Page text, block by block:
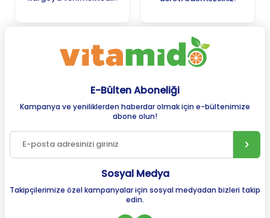
E-Bülten Aboneliği
Kampanya ve yeniliklerden haberdar olmak için e-bültenimize
abone olun!
Sosyal Medya
Takipçilerimize özel kampanyalar için sosyal medyadan bizleri takip
edin.